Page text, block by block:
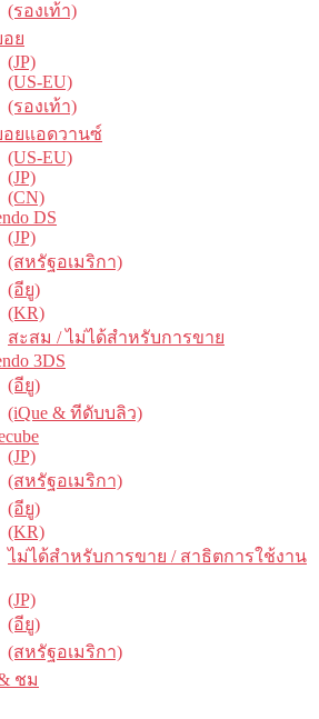
(รองเท้า)
อย
(JP)
(US-EU)
(รองเท้า)
อยแอดวานซ์
(US-EU)
(JP)
(CN)
DS
(JP)
(สหรัฐอเมริกา)
(อียู)
(KR)
สะสม / ไม่ได้สำหรับการขาย
3DS
(อียู)
(iQue & ทีดับบลิว)
(JP)
(สหรัฐอเมริกา)
(อียู)
(KR)
ไม่ได้สำหรับการขาย / สาธิตการใช้งาน
(JP)
(อียู)
(สหรัฐอเมริกา)
ชม